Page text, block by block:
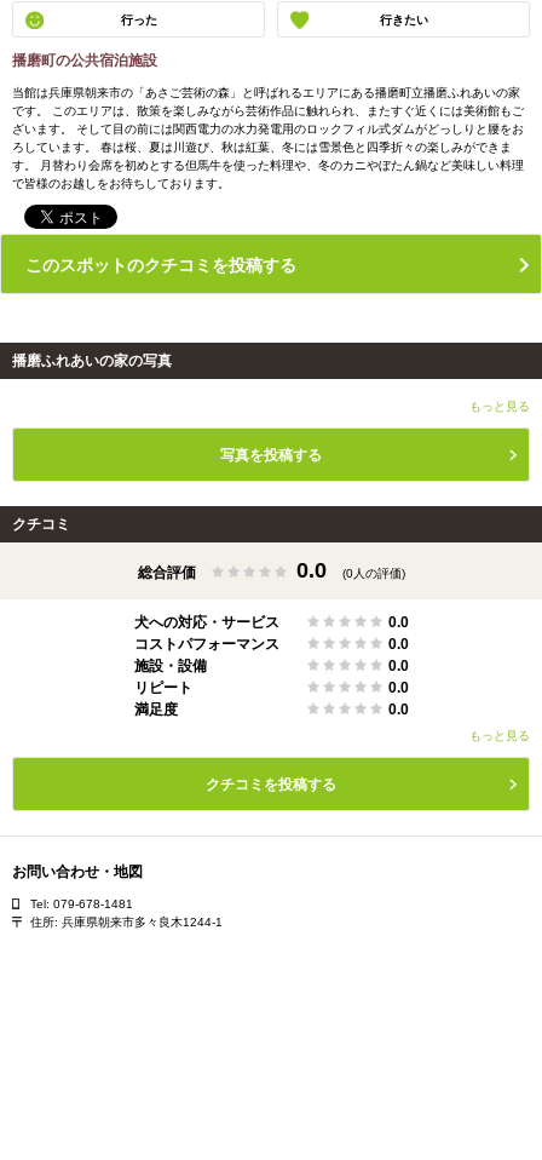
行った 行きたい
播磨町の公共宿泊施設
当館は兵庫県朝来市の「あさご芸術の森」と呼ばれるエリアにある播磨町立播磨ふれあいの家
です。 このエリアは、散策を楽しみながら芸術作品に触れられ、またすぐ近くには美術館もご
ざいます。 そして目の前には関西電力の水力発電用のロックフィル式ダムがどっしりと腰をお
ろしています。 春は桜、夏は川遊び、秋は紅葉、冬には雪景色と四季折々の楽しみができま
す。 月替わり会席を初めとする但馬牛を使った料理や、冬のカニやぼたん鍋など美味しい料理
で皆様のお越しをお待ちしております。
このスポットのクチコミを投稿する
播磨ふれあいの家の写真
もっと見る
写真を投稿する
クチコミ
総合評価 0.0 (0人の評価)
犬への対応・サービス
0.0
コストパフォーマンス
0.0
施設・設備
0.0
リピート
0.0
満足度
0.0
もっと見る
クチコミを投稿する
お問い合わせ・地図
Tel: 079-678-1481
住所: 兵庫県朝来市多々良木1244-1